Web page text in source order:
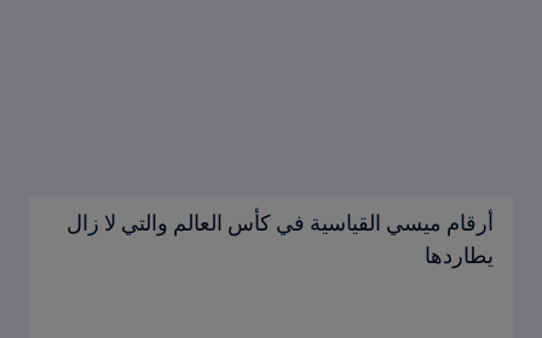
أرقام ميسي القياسية في كأس العالم والتي لا زال
يطاردها